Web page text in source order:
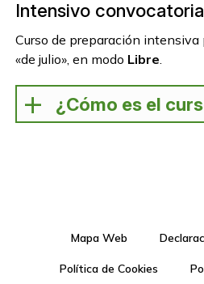
Intensivo
Curso de preparación intensiva
«de julio», en modo Libre.
¿Cómo es el
Mapa Web
Política de Cookies